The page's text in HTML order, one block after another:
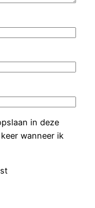
in deze
wanneer ik